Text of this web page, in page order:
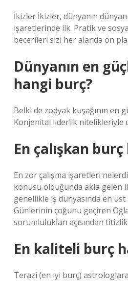
İkizler İkizler, dünyanın
işaretlerinde ilk. Pratik ve
becerileri sizi her alanda ön
Dünyanın en
hangi burç?
Belki de zodyak kuşağının en
Konjenital liderlik nitelikleriyle
En çalışkan
En zor çalışma işaretleri
konusu olduğunda akla gelen
genellikle iş dünyasında en üst
Günlerinin çoğunu geçiren
sorumlulukları açısından
En kaliteli burç
Terazi (en iyi burç)